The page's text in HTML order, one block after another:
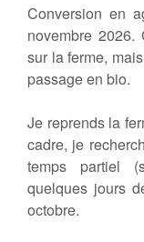
Conversion en
novembre 2026.
sur la ferme,
passage en bio.
Je reprends la
cadre, je
temps partiel
quelques jours
octobre.